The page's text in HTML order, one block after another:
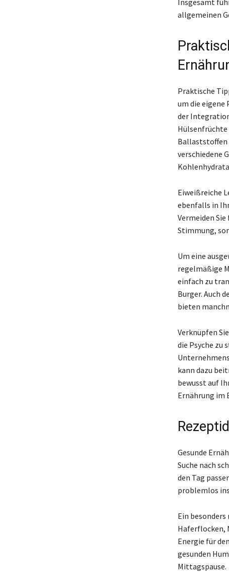
allgemeinen
Praktische
um die eigene
der
Hülsenfrüchte
Ballaststoffen
verschiedene
Eiweißreiche
ebenfalls in
Vermeiden
Stimmung,
Um eine
regelmäßige
einfach zu
Burger. Auch
bieten
Verknüpfen
die Psyche zu
kann dazu
bewusst auf
Ernährung im
Gesunde
Suche nach
den Tag
problemlos
Ein
Haferflocken,
Energie für
gesunden
Mittagspause.